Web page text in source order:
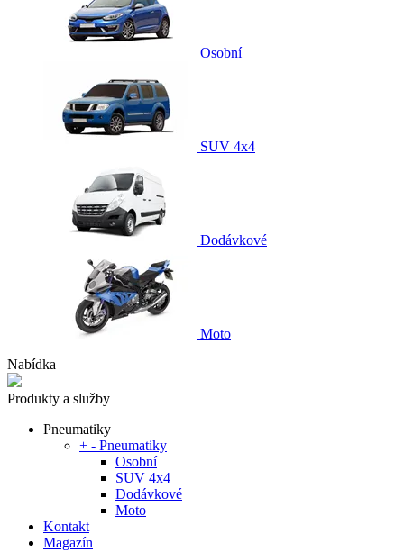
Osobní
SUV 4x4
Dodávkové
Moto
Nabídka
Produkty a služby
Pneumatiky
+ - Pneumatiky
Osobní
SUV 4x4
Dodávkové
Moto
Kontakt
Magazín